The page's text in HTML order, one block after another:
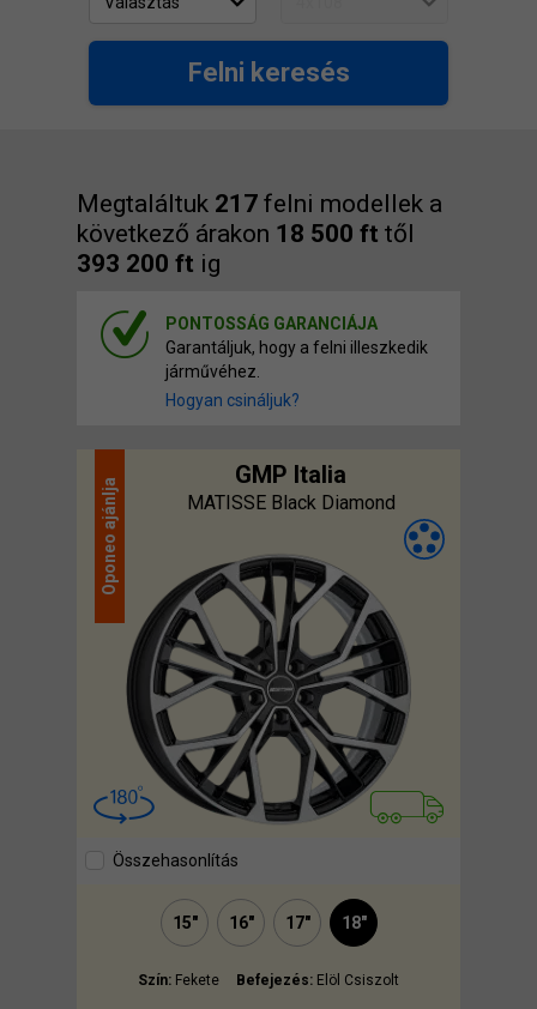
Felni keresés
Megtaláltuk 217 felni modellek a
következő árakon 18 500 ft től
393 200 ft ig
PONTOSSÁG GARANCIÁJA
Garantáljuk, hogy a felni illeszkedik
járművéhez.
Hogyan csináljuk?
GMP Italia
MATISSE Black Diamond
Oponeo
ajánlja
Összehasonlítás
15" 16" 17" 18"
Szín: Fekete Befejezés: Elöl Csiszolt